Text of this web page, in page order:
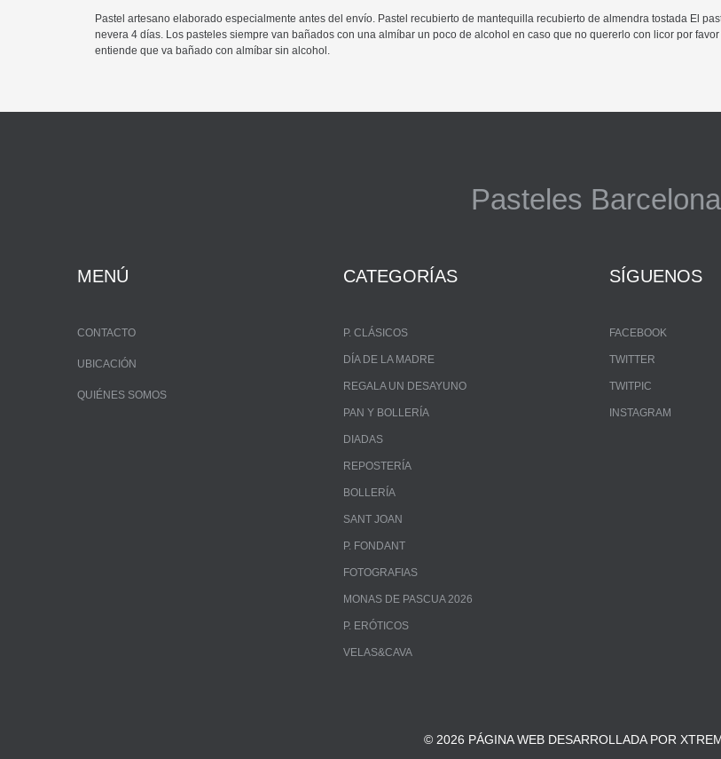
Pastel artesano elaborado especialmente antes del envío. Pastel recubierto de mantequilla recubierto de almendra tostada El
nevera 4 días. Los pasteles siempre van bañados con una almíbar un poco de alcohol en caso que no quererlo con licor por
entiende que va bañado con almíbar sin alcohol.
Pasteles Barcelona
MENÚ
CONTACTO
UBICACIÓN
QUIÉNES SOMOS
© 2026 PÁGINA WEB DESARROLLADA POR
CATEGORÍAS
P. CLÁSICOS
DÍA DE LA MADRE
REGALA UN DESAYUNO
PAN Y BOLLERÍA
DIADAS
REPOSTERÍA
BOLLERÍA
SANT JOAN
P. FONDANT
FOTOGRAFIAS
MONAS DE PASCUA 2026
P. ERÓTICOS
VELAS&CAVA
SÍGUENOS
FACEBOOK
TWITTER
TWITPIC
INSTAGRAM